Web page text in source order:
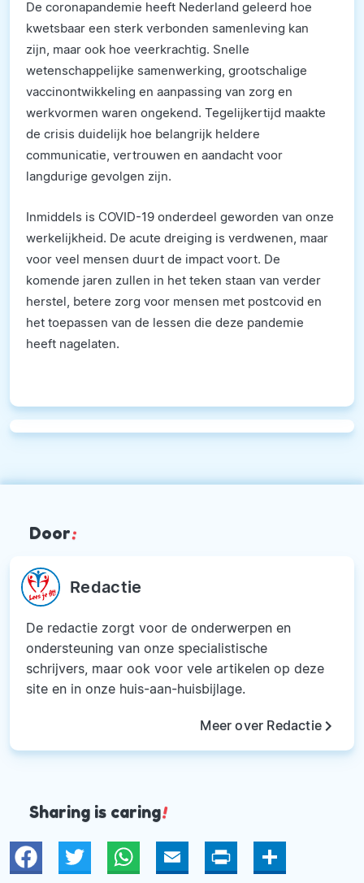
De coronapandemie heeft Nederland geleerd hoe
kwetsbaar een sterk verbonden samenleving kan
zijn, maar ook hoe veerkrachtig. Snelle
wetenschappelijke samenwerking, grootschalige
vaccinontwikkeling en aanpassing van zorg en
werkvormen waren ongekend. Tegelijkertijd maakte
de crisis duidelijk hoe belangrijk heldere
communicatie, vertrouwen en aandacht voor
langdurige gevolgen zijn.
Inmiddels is COVID-19 onderdeel geworden van onze
werkelijkheid. De acute dreiging is verdwenen, maar
voor veel mensen duurt de impact voort. De
komende jaren zullen in het teken staan van verder
herstel, betere zorg voor mensen met postcovid en
het toepassen van de lessen die deze pandemie
heeft nagelaten.
Door:
Redactie
De redactie zorgt voor de onderwerpen en
ondersteuning van onze specialistische
schrijvers, maar ook voor vele artikelen op deze
site en in onze huis-aan-huisbijlage.
Meer over Redactiekeyboard_arrow_right
Sharing is caring!
Twitter WhatsAppEmail Print Deel